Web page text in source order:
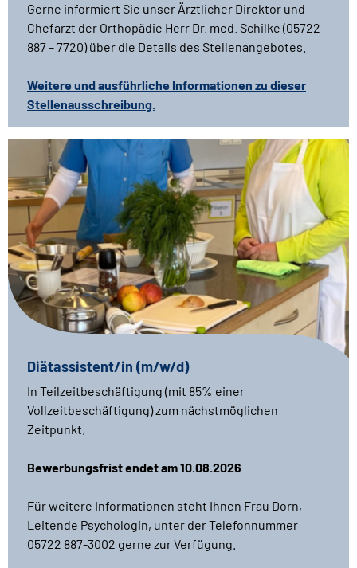
Gerne informiert Sie unser Ärztlicher Direktor und
Chefarzt der Orthopädie Herr Dr. med. Schilke (05722
887 – 7720) über die Details des Stellenangebotes.
Weitere und ausführliche Informationen zu dieser
Stellenausschreibung.
Diätassistent/in (m/w/d)
In Teilzeitbeschäftigung (mit 85% einer
Vollzeitbeschäftigung) zum nächstmöglichen
Zeitpunkt.
Bewerbungsfrist endet am 10.08.2026
Für weitere Informationen steht Ihnen Frau Dorn,
Leitende Psychologin, unter der Telefonnummer
05722 887-3002 gerne zur Verfügung.